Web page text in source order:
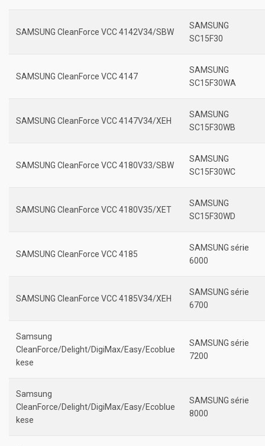
SAMSUNG CleanForce VCC 4142V34/SBW
SAMSUNG
SC15F30
SAMSUNG CleanForce VCC 4147
SAMSUNG
SC15F30WA
SAMSUNG CleanForce VCC 4147V34/XEH
SAMSUNG
SC15F30WB
SAMSUNG CleanForce VCC 4180V33/SBW
SAMSUNG
SC15F30WC
SAMSUNG CleanForce VCC 4180V35/XET
SAMSUNG
SC15F30WD
SAMSUNG CleanForce VCC 4185
SAMSUNG série
6000
SAMSUNG CleanForce VCC 4185V34/XEH
SAMSUNG série
6700
Samsung
CleanForce/Delight/DigiMax/Easy/Ecoblue
kese
SAMSUNG série
7200
Samsung
CleanForce/Delight/DigiMax/Easy/Ecoblue
kese
SAMSUNG série
8000